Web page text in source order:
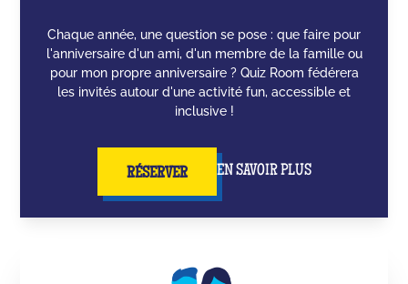
Chaque année, une question se pose : que faire pour
l'anniversaire d'un ami, d'un membre de la famille ou
pour mon propre anniversaire ? Quiz Room fédérera
les invités autour d'une activité fun, accessible et
inclusive !
RÉSERVER EN SAVOIR PLUS